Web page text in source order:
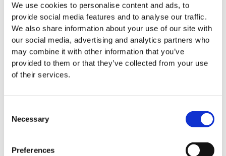
We use cookies to personalise content and ads, to
provide social media features and to analyse our traffic.
We also share information about your use of our site with
our social media, advertising and analytics partners who
may combine it with other information that you’ve
provided to them or that they’ve collected from your use
of their services.
Selection
Necessary
Preferences
Meer weten onze Stoffer en blik
met lange steel?
Neem contact op met ons salesteam